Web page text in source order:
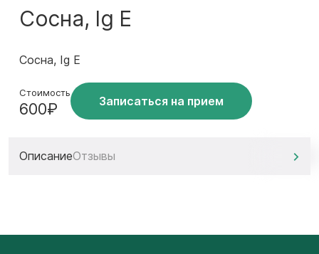
Сосна, Ig E
Сосна, Ig E
Стоимость
600₽ Записаться на прием
ОписаниеОтзывы